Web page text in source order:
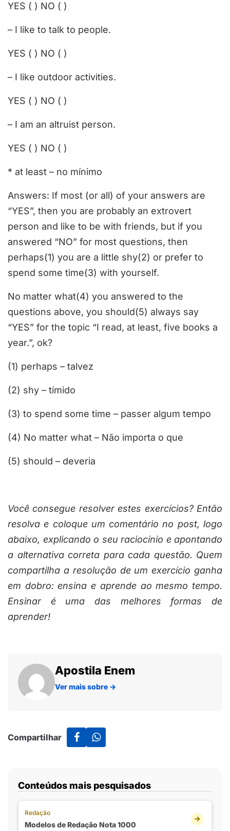
YES ( ) NO ( )
– I like to talk to people.
YES ( ) NO ( )
– I like outdoor activities.
YES ( ) NO ( )
– I am an altruist person.
YES ( ) NO ( )
* at least – no mínimo
Answers: If most (or all) of your answers are
“YES”, then you are probably an extrovert
person and like to be with friends, but if you
answered “NO” for most questions, then
perhaps(1) you are a little shy(2) or prefer to
spend some time(3) with yourself.
No matter what(4) you answered to the
questions above, you should(5) always say
“YES” for the topic “I read, at least, five books a
year.”, ok?
(1) perhaps – talvez
(2) shy – tímido
(3) to spend some time – passer algum tempo
(4) No matter what – Não importa o que
(5) should – deveria
Você consegue resolver estes exercícios? Então
resolva e coloque um comentário no post, logo
abaixo, explicando o seu raciocínio e apontando
a alternativa correta para cada questão. Quem
compartilha a resolução de um exercício ganha
em dobro: ensina e aprende ao mesmo tempo.
Ensinar é uma das melhores formas de
aprender!
Apostila Enem
Ver mais sobre →
Compartilhar
Conteúdos mais pesquisados
Redação
Modelos de Redação Nota 1000